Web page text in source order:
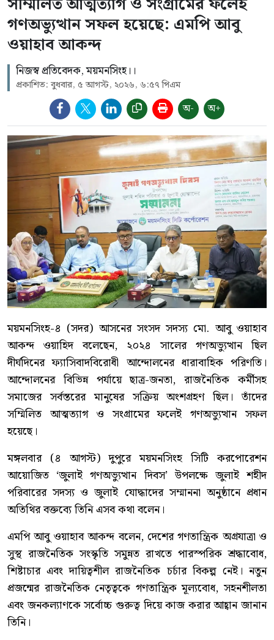
গণঅভ্যুত্থান সফল হয়েছে: এমপি আবু
ওয়াহাব আকন্দ
নিজস্ব প্রতিবেদক, ময়মনসিংহ।।
প্রকাশিত: বুধবার, ৫ আগস্ট, ২০২৬, ৬:৫৭ পিএম
অ- অ+
ময়মনসিংহ-৪ (সদর) আসনের সংসদ সদস্য মো. আবু ওয়াহাব
আকন্দ ওয়াহিদ বলেছেন, ২০২৪ সালের গণঅভ্যুত্থান ছিল
দীর্ঘদিনের ফ্যাসিবাদবিরোধী আন্দোলনের ধারাবাহিক পরিণতি।
আন্দোলনের বিভিন্ন পর্যায়ে ছাত্র-জনতা, রাজনৈতিক কর্মীসহ
সমাজের সর্বস্তরের মানুষের সক্রিয় অংশগ্রহণ ছিল। তাঁদের
সম্মিলিত আত্মত্যাগ ও সংগ্রামের ফলেই গণঅভ্যুত্থান সফল
হয়েছে।
মঙ্গলবার (৪ আগস্ট) দুপুরে ময়মনসিংহ সিটি করপোরেশন
আয়োজিত ‘জুলাই গণঅভ্যুত্থান দিবস’ উপলক্ষে জুলাই শহীদ
পরিবারের সদস্য ও জুলাই যোদ্ধাদের সম্মাননা অনুষ্ঠানে প্রধান
অতিথির বক্তব্যে তিনি এসব কথা বলেন।
এমপি আবু ওয়াহাব আকন্দ বলেন, দেশের গণতান্ত্রিক অগ্রযাত্রা ও
সুস্থ রাজনৈতিক সংস্কৃতি সমুন্নত রাখতে পারস্পরিক শ্রদ্ধাবোধ,
শিষ্টাচার এবং দায়িত্বশীল রাজনৈতিক চর্চার বিকল্প নেই। নতুন
প্রজন্মের রাজনৈতিক নেতৃত্বকে গণতান্ত্রিক মূল্যবোধ, সহনশীলতা
এবং জনকল্যাণকে সর্বোচ্চ গুরুত্ব দিয়ে কাজ করার আহ্বান জানান
তিনি।